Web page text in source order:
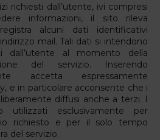
richiesti dall’utente, ivi compresi
informazioni, il sito rileva
alcuni dati identificativi
mail. Tali dati si intendono
dall’utente al momento della
del servizio. Inserendo
accetta espressamente
e in particolare acconsente che i
diffusi anche a terzi. I
utilizzati esclusivamente per
richiesto e per il solo tempo
del servizio.